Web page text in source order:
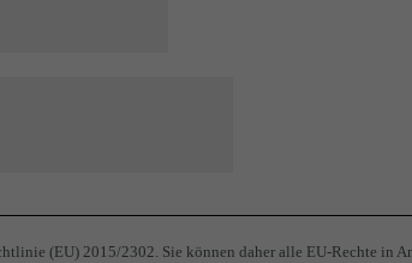
(EU) 2015/2302. Sie können daher alle EU-Rechte in